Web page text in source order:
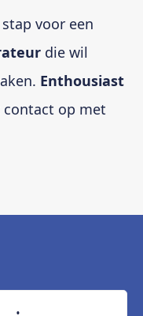
voor een
die wil
Enthousiast
op met